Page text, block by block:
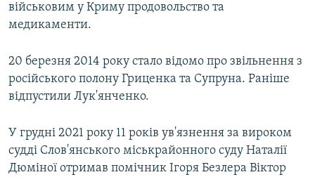
військовим у Криму продовольство та
медикаменти.
20 березня 2014 року стало відомо про звільнення з
російського полону Гриценка та Супруна. Раніше
відпустили Лук'янченко.
У грудні 2021 року 11 років ув'язнення за вироком
судді Слов'янського міськрайонного суду Наталії
Дюміної отримав помічник Ігоря Безлера Віктор